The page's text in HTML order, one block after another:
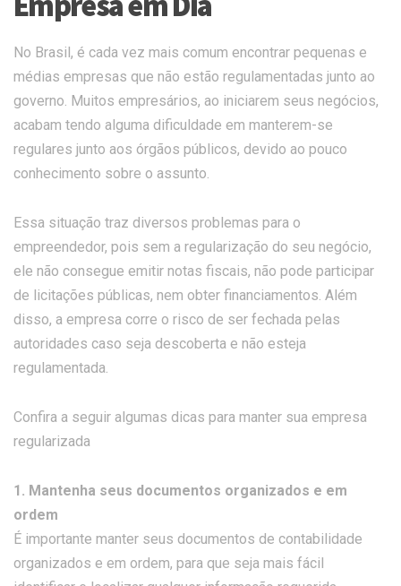
No Brasil, é cada vez mais comum encontrar pequenas e
médias empresas que não estão regulamentadas junto ao
governo. Muitos empresários, ao iniciarem seus negócios,
acabam tendo alguma dificuldade em manterem-se
regulares junto aos órgãos públicos, devido ao pouco
conhecimento sobre o assunto.
Essa situação traz diversos problemas para o
empreendedor, pois sem a regularização do seu negócio,
ele não consegue emitir notas fiscais, não pode participar
de licitações públicas, nem obter financiamentos. Além
disso, a empresa corre o risco de ser fechada pelas
autoridades caso seja descoberta e não esteja
regulamentada.
Confira a seguir algumas dicas para manter sua empresa
regularizada
1. Mantenha seus documentos organizados e em
ordem
É importante manter seus documentos de contabilidade
organizados e em ordem, para que seja mais fácil